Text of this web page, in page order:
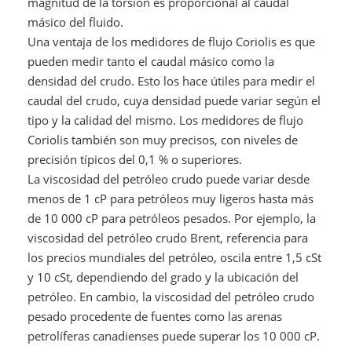
másico del fluido.
Una ventaja de los medidores de flujo Coriolis es que
pueden medir tanto el caudal másico como la
densidad del crudo. Esto los hace útiles para medir el
caudal del crudo, cuya densidad puede variar según el
tipo y la calidad del mismo. Los medidores de flujo
Coriolis también son muy precisos, con niveles de
precisión típicos del 0,1 % o superiores.
La viscosidad del petróleo crudo puede variar desde
menos de 1 cP para petróleos muy ligeros hasta más
de 10 000 cP para petróleos pesados. Por ejemplo, la
viscosidad del petróleo crudo Brent, referencia para
los precios mundiales del petróleo, oscila entre 1,5 cSt
y 10 cSt, dependiendo del grado y la ubicación del
petróleo. En cambio, la viscosidad del petróleo crudo
pesado procedente de fuentes como las arenas
petrolíferas canadienses puede superar los 10 000 cP.